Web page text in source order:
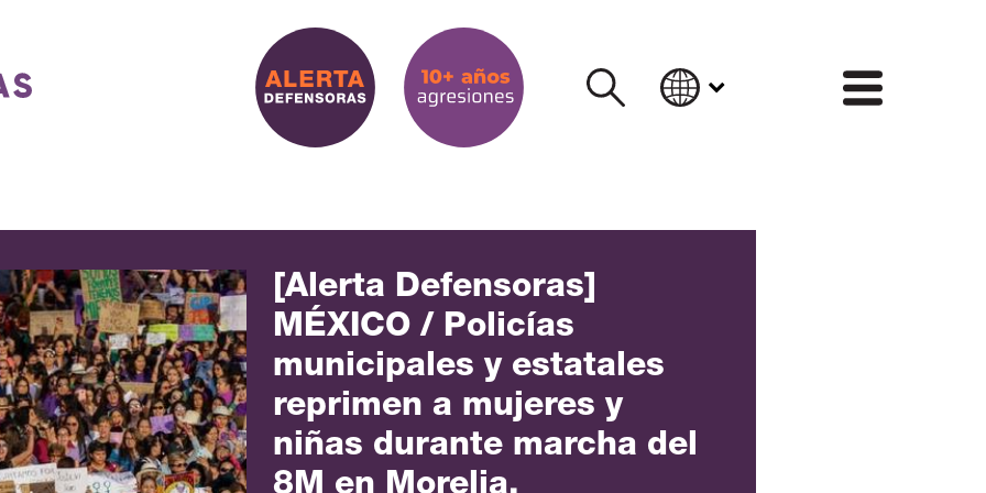
[Alerta Defensoras]
MÉXICO / ​​Policías
municipales y estatales
reprimen a mujeres y
niñas durante marcha del